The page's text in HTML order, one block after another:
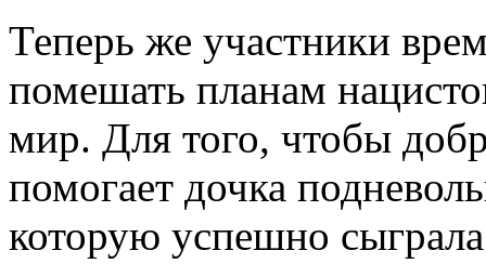
Теперь же участники
помешать планам
мир. Для того, чтобы
помогает дочка
которую успешно